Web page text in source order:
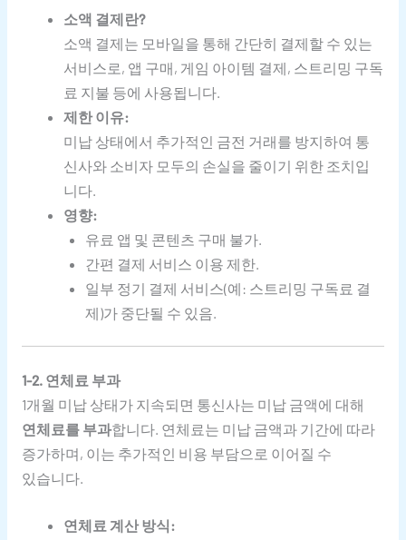
소액 결제란?
소액 결제는 모바일을 통해 간단히 결제할 수 있는
서비스로, 앱 구매, 게임 아이템 결제, 스트리밍 구독
료 지불 등에 사용됩니다.
제한 이유:
미납 상태에서 추가적인 금전 거래를 방지하여 통
신사와 소비자 모두의 손실을 줄이기 위한 조치입
니다.
영향:
유료 앱 및 콘텐츠 구매 불가.
간편 결제 서비스 이용 제한.
일부 정기 결제 서비스(예: 스트리밍 구독료 결
제)가 중단될 수 있음.
1-2. 연체료 부과
1개월 미납 상태가 지속되면 통신사는 미납 금액에 대해
연체료를 부과합니다. 연체료는 미납 금액과 기간에 따라
증가하며, 이는 추가적인 비용 부담으로 이어질 수
있습니다.
연체료 계산 방식: